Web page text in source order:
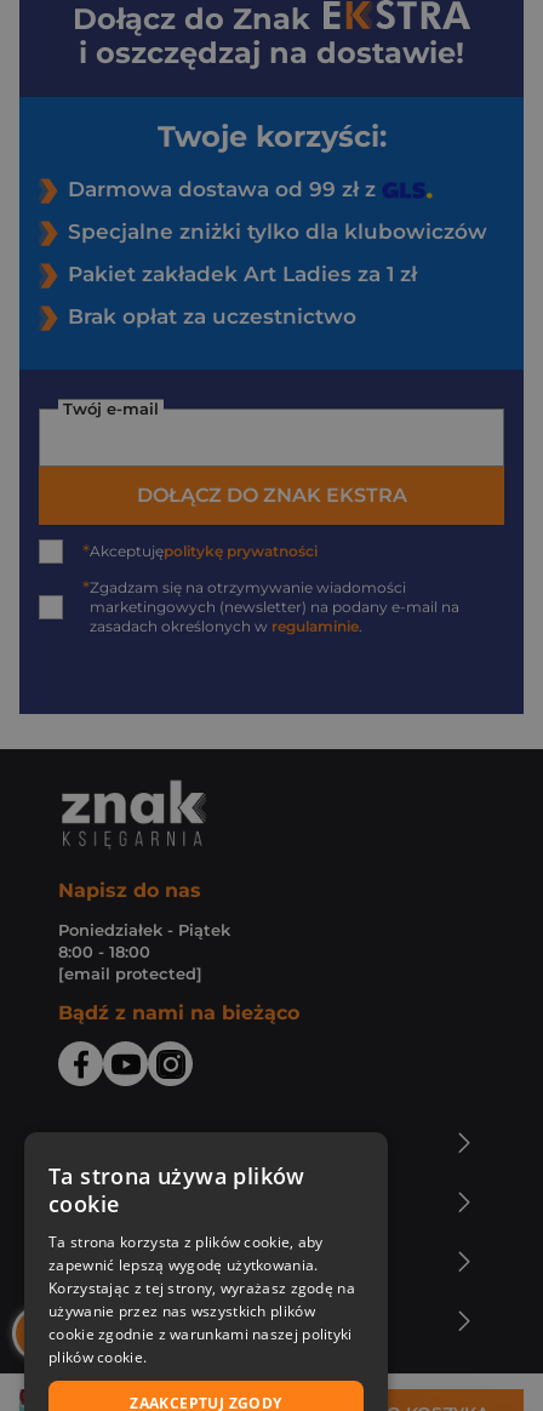
Dołącz do Znak
i oszczędzaj na dostawie!
Twoje korzyści:
Darmowa dostawa od 99 zł z
Specjalne zniżki tylko dla klubowiczów
Pakiet zakładek Art Ladies za 1 zł
Brak opłat za uczestnictwo
Twój e-mail
DOŁĄCZ DO ZNAK EKSTRA
*Akceptujępolitykę prywatności
*Zgadzam się na otrzymywanie wiadomości
marketingowych (newsletter) na podany e-mail na
zasadach określonych w regulaminie.
Napisz do nas
Poniedziałek - Piątek
8:00 - 18:00
[email protected]
Bądź z nami na bieżąco
Zakupy u nas
Nasza oferta
Nasi autorzy
Ta strona używa plików
cookie
Ta strona korzysta z plików cookie, aby
zapewnić lepszą wygodę użytkowania.
Korzystając z tej strony, wyrażasz zgodę na
używanie przez nas wszystkich plików
cookie zgodnie z warunkami naszej polityki
plików cookie.
ZAAKCEPTUJ ZGODY